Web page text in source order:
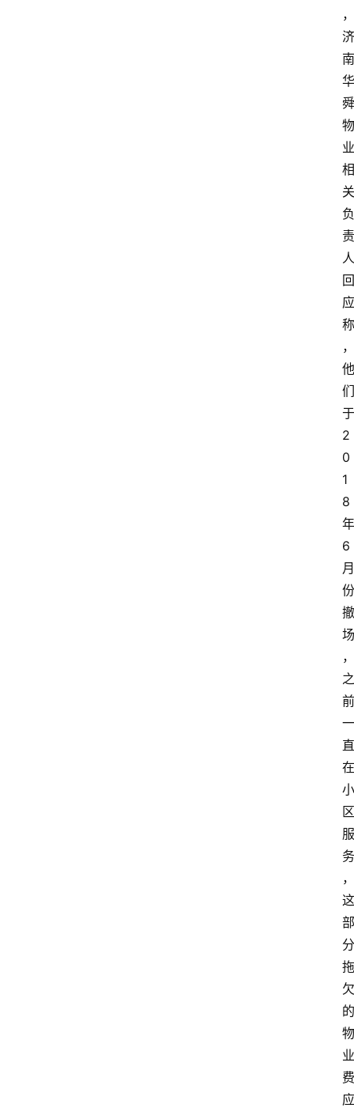
，
济
南
华
舜
物
业
相
关
负
责
人
回
应
称
，
他
们
于
2
0
1
8
年
6
月
份
撤
场
，
之
前
一
直
在
小
区
服
务
，
这
部
分
拖
欠
的
物
业
费
应